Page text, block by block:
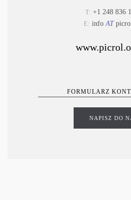
T: +1 248 836
E: infoAT
FORMULARZ
NAPISZ DO